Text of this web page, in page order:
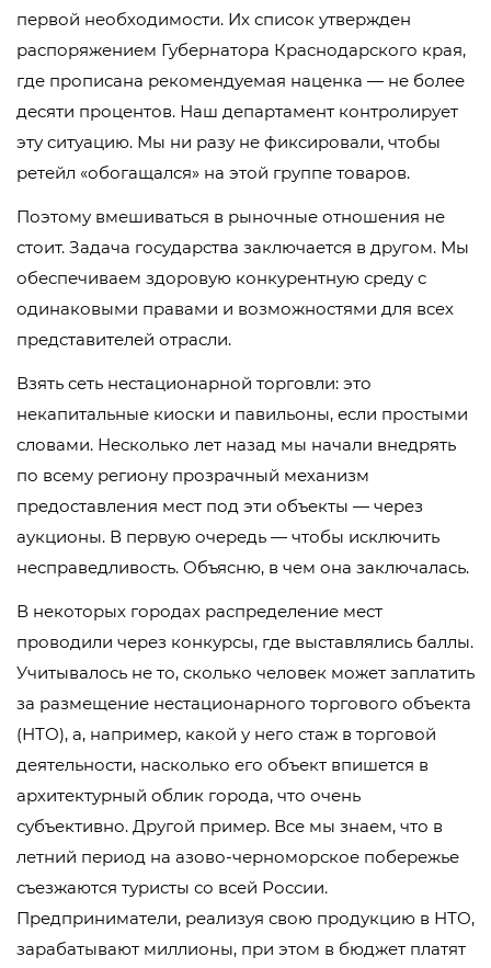
первой необходимости. Их список утвержден
распоряжением Губернатора Краснодарского края,
где прописана рекомендуемая наценка — не более
десяти процентов. Наш департамент контролирует
эту ситуацию. Мы ни разу не фиксировали, чтобы
ретейл «обогащался» на этой группе товаров.
Поэтому вмешиваться в рыночные отношения не
стоит. Задача государства заключается в другом. Мы
обеспечиваем здоровую конкурентную среду с
одинаковыми правами и возможностями для всех
представителей отрасли.
Взять сеть нестационарной торговли: это
некапитальные киоски и павильоны, если простыми
словами. Несколько лет назад мы начали внедрять
по всему региону прозрачный механизм
предоставления мест под эти объекты — через
аукционы. В первую очередь — чтобы исключить
несправедливость. Объясню, в чем она заключалась.
В некоторых городах распределение мест
проводили через конкурсы, где выставлялись баллы.
Учитывалось не то, сколько человек может заплатить
за размещение нестационарного торгового объекта
(НТО), а, например, какой у него стаж в торговой
деятельности, насколько его объект впишется в
архитектурный облик города, что очень
субъективно. Другой пример. Все мы знаем, что в
летний период на азово-черноморское побережье
съезжаются туристы со всей России.
Предприниматели, реализуя свою продукцию в НТО,
зарабатывают миллионы, при этом в бюджет платят